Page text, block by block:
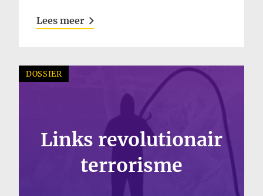
Lees meer
DOSSIER
Links revolutionair
terrorisme